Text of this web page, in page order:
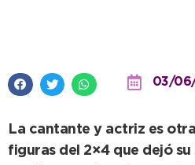
03/06/
La cantante y actriz es
figuras del 2×4 que dejó su